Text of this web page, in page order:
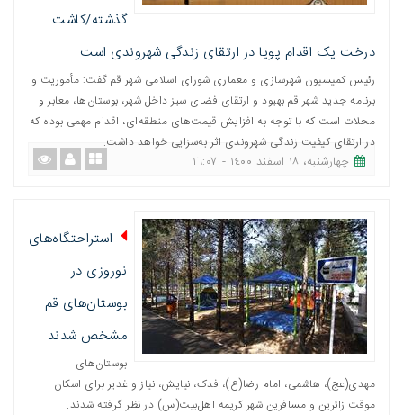
گذشته/کاشت
درخت یک اقدام پویا در ارتقای زندگی شهروندی است
رئیس کمیسیون شهرسازی و معماری شورای اسلامی شهر قم گفت: مأموریت و
برنامه جدید شهر قم بهبود و ارتقای فضای سبز داخل شهر، بوستان‌ها، معابر و
محلات است که با توجه به افزایش قیمت‌های منطقه‌ای، اقدام مهمی بوده که
در ارتقای کیفیت زندگی شهروندی اثر به‌سزایی خواهد داشت.
چهارشنبه، ١٨ اسفند ١٤٠٠ - ١٦:٠٧
استراحتگاه‌های
نوروزی در
بوستان‌های قم
مشخص شدند
بوستان‌های
مهدی(عج)، هاشمی، امام رضا(ع)، فدک، نیایش، نیاز و غدیر برای اسكان
موقت زائرين و مسافرين شهر كريمه اهل‌بیت(س) در نظر گرفته شدند.